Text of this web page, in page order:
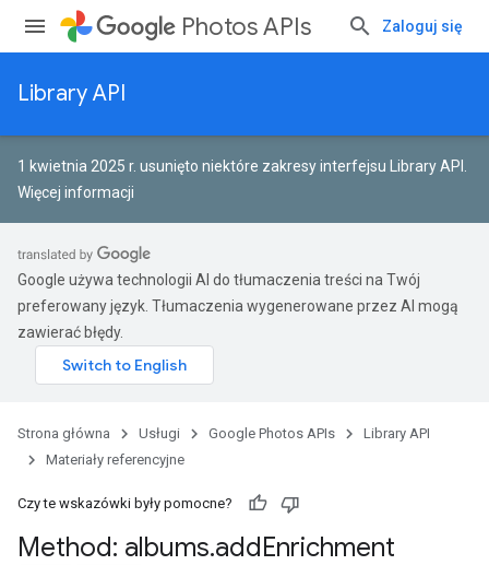
Photos APIs Zaloguj się
Library API
1 kwietnia 2025 r. usunięto niektóre zakresy interfejsu Library API.
Więcej informacji
Google używa technologii AI do tłumaczenia treści na Twój
preferowany język. Tłumaczenia wygenerowane przez AI mogą
zawierać błędy.
Strona główna Usługi Google Photos APIs
Library API
Materiały referencyjne
Czy te wskazówki były pomocne?
Method: albums.addEnrichment